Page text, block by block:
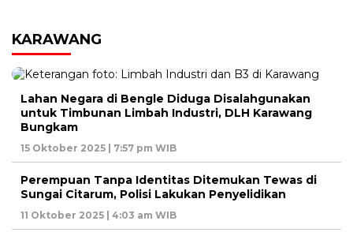
KARAWANG
Lahan Negara di Bengle Diduga Disalahgunakan
untuk Timbunan Limbah Industri, DLH Karawang
Bungkam
15 Oktober 2025 | 7:57 pm WIB
Perempuan Tanpa Identitas Ditemukan Tewas di
Sungai Citarum, Polisi Lakukan Penyelidikan
11 Oktober 2025 | 4:03 am WIB